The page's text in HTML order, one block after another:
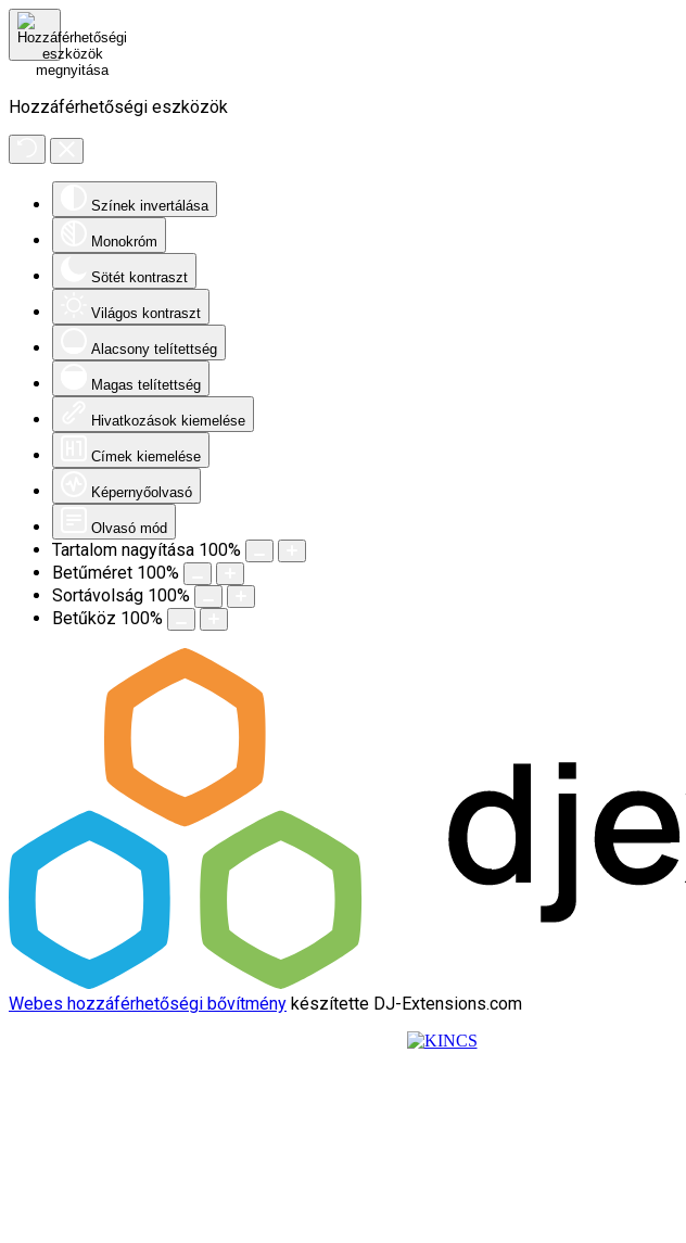
Hozzáférhetőségi eszközök
Színek invertálása
Monokróm
Sötét kontraszt
Világos kontraszt
Alacsony telítettség
Magas telítettség
Hivatkozások kiemelése
Címek kiemelése
Képernyőolvasó
Olvasó mód
Tartalom nagyítása 100%
Betűméret 100%
Sortávolság 100%
Betűköz 100%
Webes hozzáférhetőségi bővítmény készítette DJ-Extensions.com